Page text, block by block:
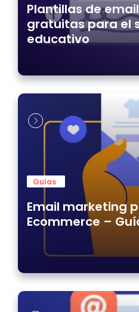
Plantillas de
gratuitas para el
educativo
Guías
Email marketing
Ecommerce –